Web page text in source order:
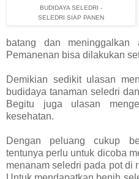
BUDIDAYA SELEDRI -
SELEDRI SIAP PANEN
batang dan
Pemanenan bisa dilakukan
Demikian sedikit ulasan
budidaya tanaman seledri
Begitu juga ulasan
kesehatan.
Dengan peluang cukup
tentunya perlu untuk dicoba
menanam seledri pada pot di